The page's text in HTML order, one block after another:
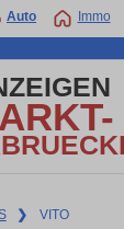
Auto Immo
❯ VITO